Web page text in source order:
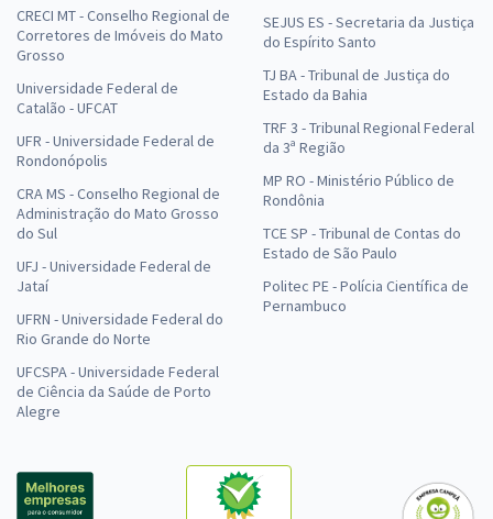
CRECI MT - Conselho Regional de
Corretores de Imóveis do Mato
Grosso
Universidade Federal de
Catalão - UFCAT
UFR - Universidade Federal de
Rondonópolis
CRA MS - Conselho Regional de
Administração do Mato Grosso
do Sul
UFJ - Universidade Federal de
Jataí
UFRN - Universidade Federal do
Rio Grande do Norte
UFCSPA - Universidade Federal
de Ciência da Saúde de Porto
Alegre
SEJUS ES - Secretaria da Justiça
do Espírito Santo
TJ BA - Tribunal de Justiça do
Estado da Bahia
TRF 3 - Tribunal Regional Federal
da 3ª Região
MP RO - Ministério Público de
Rondônia
TCE SP - Tribunal de Contas do
Estado de São Paulo
Politec PE - Polícia Científica de
Pernambuco